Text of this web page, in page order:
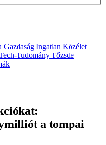
Gazdaság Ingatlan Közélet
Tudomány Tőzsde
a tompai